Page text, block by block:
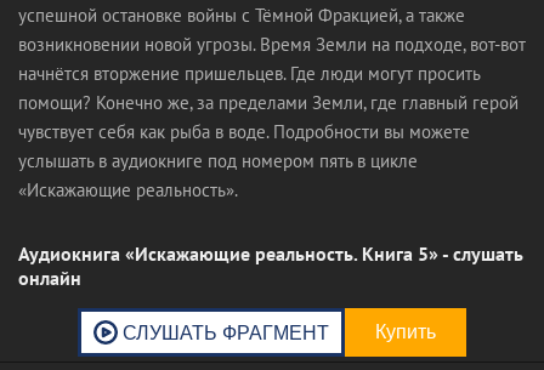
успешной остановке войны с Тёмной Фракцией, а также
возникновении новой угрозы. Время Земли на подходе, вот-вот
начнётся вторжение пришельцев. Где люди могут просить
помощи? Конечно же, за пределами Земли, где главный герой
чувствует себя как рыба в воде. Подробности вы можете
услышать в аудиокниге под номером пять в цикле
«Искажающие реальность».
Аудиокнига «Искажающие реальность. Книга 5» - слушать
онлайн